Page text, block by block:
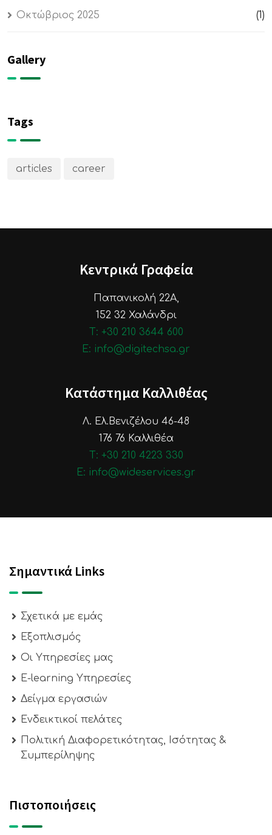
Οκτώβριος 2025 (1)
Gallery
Tags
articles career
Κεντρικά Γραφεία
Παπανικολή 22Α,
152 32 Χαλάνδρι
Τ: +30 210 3644 600
E: info@digitechsa.gr
Κατάστημα Καλλιθέας
Λ. Ελ.Βενιζέλου 46-48
176 76 Καλλιθέα
Τ: +30 210 4223 330
E: info@wideservices.gr
Σημαντικά Links
Σχετικά με εμάς
Εξοπλισμός
Οι Υπηρεσίες μας
E-learning Υπηρεσίες
Δείγμα εργασιών
Ενδεικτικοί πελάτες
Πολιτική Διαφορετικότητας, Ισότητας &
Συμπερίληψης
Πιστοποιήσεις